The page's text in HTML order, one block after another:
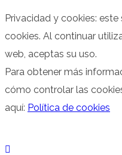
Privacidad y cookies: este
cookies. Al continuar
web, aceptas su uso.
Para obtener más
cómo controlar las
aquí: Política de cookies